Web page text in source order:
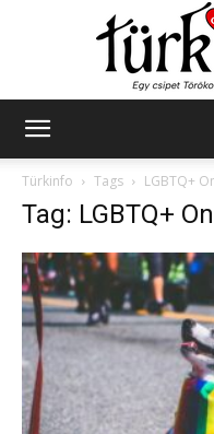
Türkinfo
Tags LGBTQ+
Tag: LGBTQ+